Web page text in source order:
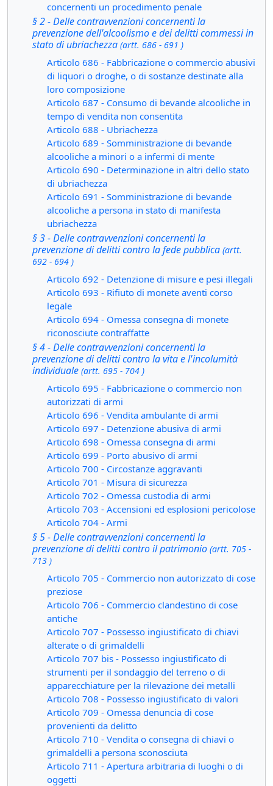
concernenti un procedimento penale
§ 2 - Delle contravvenzioni concernenti la
prevenzione dell'alcoolismo e dei delitti commessi in
stato di ubriachezza (artt. 686 - 691 )
Articolo 686 - Fabbricazione o commercio abusivi
di liquori o droghe, o di sostanze destinate alla
loro composizione
Articolo 687 - Consumo di bevande alcooliche in
tempo di vendita non consentita
Articolo 688 - Ubriachezza
Articolo 689 - Somministrazione di bevande
alcooliche a minori o a infermi di mente
Articolo 690 - Determinazione in altri dello stato
di ubriachezza
Articolo 691 - Somministrazione di bevande
alcooliche a persona in stato di manifesta
ubriachezza
§ 3 - Delle contravvenzioni concernenti la
prevenzione di delitti contro la fede pubblica (artt.
692 - 694 )
Articolo 692 - Detenzione di misure e pesi illegali
Articolo 693 - Rifiuto di monete aventi corso
legale
Articolo 694 - Omessa consegna di monete
riconosciute contraffatte
§ 4 - Delle contravvenzioni concernenti la
prevenzione di delitti contro la vita e l'incolumità
individuale (artt. 695 - 704 )
Articolo 695 - Fabbricazione o commercio non
autorizzati di armi
Articolo 696 - Vendita ambulante di armi
Articolo 697 - Detenzione abusiva di armi
Articolo 698 - Omessa consegna di armi
Articolo 699 - Porto abusivo di armi
Articolo 700 - Circostanze aggravanti
Articolo 701 - Misura di sicurezza
Articolo 702 - Omessa custodia di armi
Articolo 703 - Accensioni ed esplosioni pericolose
Articolo 704 - Armi
§ 5 - Delle contravvenzioni concernenti la
prevenzione di delitti contro il patrimonio (artt. 705 -
713 )
Articolo 705 - Commercio non autorizzato di cose
preziose
Articolo 706 - Commercio clandestino di cose
antiche
Articolo 707 - Possesso ingiustificato di chiavi
alterate o di grimaldelli
Articolo 707 bis - Possesso ingiustificato di
strumenti per il sondaggio del terreno o di
apparecchiature per la rilevazione dei metalli
Articolo 708 - Possesso ingiustificato di valori
Articolo 709 - Omessa denuncia di cose
provenienti da delitto
Articolo 710 - Vendita o consegna di chiavi o
grimaldelli a persona sconosciuta
Articolo 711 - Apertura arbitraria di luoghi o di
oggetti